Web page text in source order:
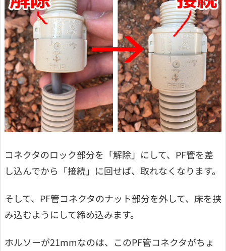
コネクタのロック部分を「解除」にして、PF管を差
し込んでから「接続」に回せば、取れなくなります。
そして、PF管コネクタのナット部分を外して、床を挟
み込むようにして締め込みます。
ホルソーが21mmなのは、このPF管コネクタがちょ